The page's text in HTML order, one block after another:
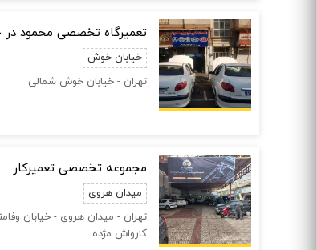
تعمیرگاه تخصصی محمود
خیابان خوش
تهران - خیابان خوش شمالی
مجموعه تخصصی تعمیرکار
میدان هروی
تهران - میدان هروی - خیابان
کارواش مژده